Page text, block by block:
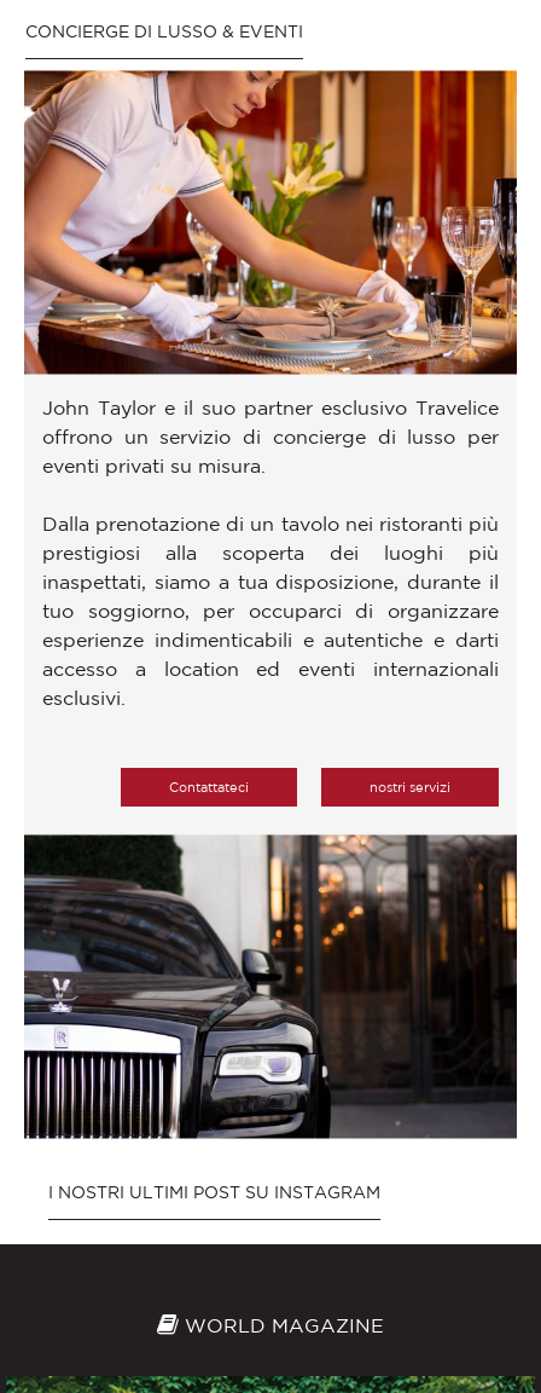
CONCIERGE DI LUSSO & EVENTI
John Taylor e il suo partner esclusivo Travelice
offrono un servizio di concierge di lusso per
eventi privati su misura.
Dalla prenotazione di un tavolo nei ristoranti più
prestigiosi alla scoperta dei luoghi più
inaspettati, siamo a tua disposizione, durante il
tuo soggiorno, per occuparci di organizzare
esperienze indimenticabili e autentiche e darti
accesso a location ed eventi internazionali
esclusivi.
Contattateci nostri servizi
I NOSTRI ULTIMI POST SU INSTAGRAM
WORLD MAGAZINE